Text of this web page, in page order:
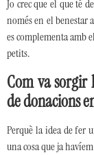
Jo crec que el que té
només en el benestar
es complementa amb
petits.
Com va
de donacions
Perquè la idea de fer
una cosa que ja